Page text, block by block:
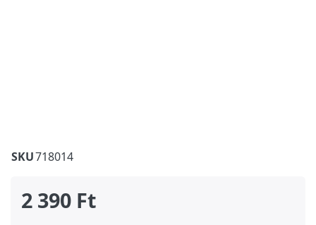
SKU718014
2 390 Ft